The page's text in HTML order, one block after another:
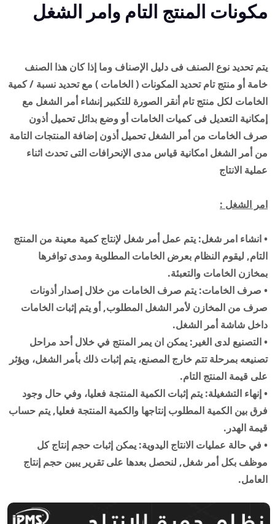
مكونات المنتج التام وامر الشغل
يتم تحديد نوع الصنف فى دليل الإصناف وما إذا كان هذا الصنف
خامة أو منتج تام تحديد المكونات ( الخامات ) مع تحديد نسبة / كمية
الخامات لكل منتج تام أنقر الصورة للتكبير إنشاء أمر الشغل مع
إمكانية التعديل فى كميات الخامات أو وضع بدائل تحميل أذون
صرف الخامات من أمر الشغل تحميل أذون إضافة المنتجات التامة
من أمر الشغل امكانية قياس مدى الإنحرافات التى تحدث اثناء
عملية الانتاج
امر الشغل :
• انشاء امر شغل: يتم عمل أمر شغل لإنتاج كمية معينة من المنتج
التام, ليقوم النظام بعرض الخامات المطلوبة ومدى توافرها
بمخازن الخامات والتعبئة.
• صرف الخامات: يتم صرف الخامات من خلال إصدار أذونات
صرف من المخازن لأمر الشغل المطلوب, أو يتم إثبات الخامات
داخل شاشة أمر الشغل.
• التصنيع لدى الغير: يمكن ان يمر المنتج في خلال أحد مراحل
تصنيعه بمرحلة تتم خارج المصنع، يتم إثبات ذلك بأمر الشغل، ويؤثر
على قيمة المنتج التام.
• إنهاء التشغيلة: يتم إثبات الكمية المنتجة فعليا، وفي حال وجود
فرق بين الكمية المطلوب إنتاجها والكمية المنتجة فعليا, يتم حساب
قيمة الهدر.
• في حالة عمليات الانتاج اليدوية: يمكن إثبات حجم إنتاج كل
موظف بكل أمر شغل, لنحصل بعدها على تقرير يبين حجم إنتاج
العامل.